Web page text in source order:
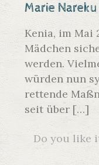
Marie
Kenia, im Mai
Mädchen
werden.
würden nun
rettende
seit über […]
Do you like